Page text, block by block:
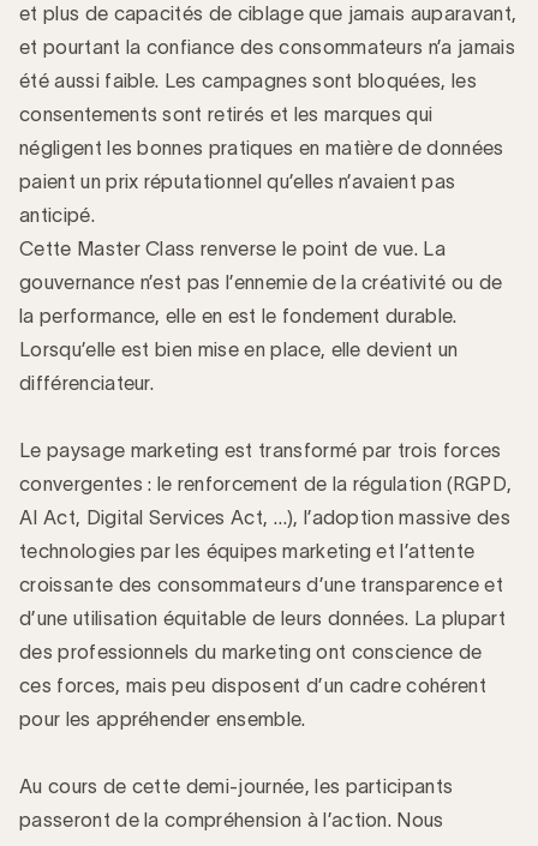
Introduction
et plus de capacités de ciblage que jamais auparavant,
et pourtant la confiance des consommateurs n’a jamais
été aussi faible. Les campagnes sont bloquées, les
consentements sont retirés et les marques qui
négligent les bonnes pratiques en matière de données
paient un prix réputationnel qu’elles n’avaient pas
anticipé.
Cette Master Class renverse le point de vue. La
gouvernance n’est pas l’ennemie de la créativité ou de
la performance, elle en est le fondement durable.
Lorsqu’elle est bien mise en place, elle devient un
différenciateur.
Le paysage marketing est transformé par trois forces
convergentes : le renforcement de la régulation (RGPD,
AI Act, Digital Services Act, …), l’adoption massive des
technologies par les équipes marketing et l’attente
croissante des consommateurs d’une transparence et
d’une utilisation équitable de leurs données. La plupart
des professionnels du marketing ont conscience de
ces forces, mais peu disposent d’un cadre cohérent
pour les appréhender ensemble.
Au cours de cette demi‑journée, les participants
passeront de la compréhension à l’action. Nous